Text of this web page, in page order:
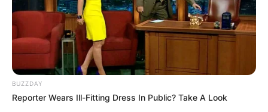
Facebook Twitter Google+
Tagi: Bob Odenkirk HBO Max
Szczęściarz Hank
BUZZDAY
Reporter Wears Ill-Fitting Dress In Public? Take A Look